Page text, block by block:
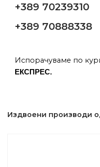
+389 70239310
+389 70888338
Испорачуваме по
ЕКСПРЕС.
Издвоени производи